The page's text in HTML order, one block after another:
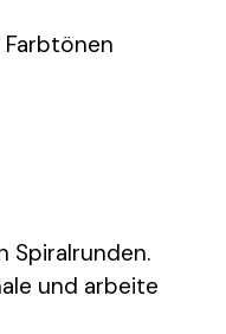
Farbtönen
Spiralrunden.
und arbeite